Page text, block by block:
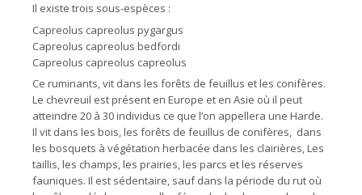
Il existe trois sous-espèces :
Capreolus capreolus pygargus
Capreolus capreolus bedfordi
Capreolus capreolus capreolus
Ce ruminants, vit dans les forêts de feuillus et les conifères.
Le chevreuil est présent en Europe et en Asie où il peut
atteindre 20 à 30 individus ce que l’on appellera une Harde.
Il vit dans les bois, les forêts de feuillus de conifères, dans
les bosquets à végétation herbacée dans les clairières, Les
taillis, les champs, les prairies, les parcs et les réserves
fauniques. Il est sédentaire, sauf dans la période du rut où